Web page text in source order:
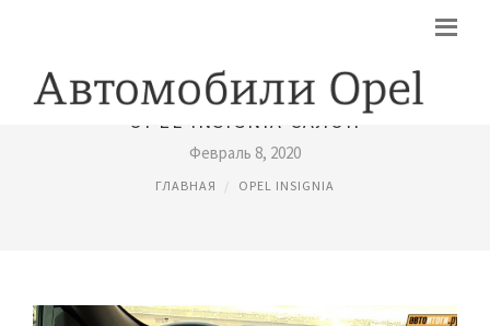
OPEL INSIGNIA САЛОН
Февраль 8, 2020
ГЛАВНАЯ OPEL INSIGNIA